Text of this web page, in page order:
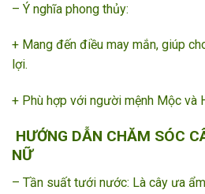
– Ý nghĩa phong thủy:
+ Mang đến điều may mắn, giúp
lợi.
+ Phù hợp với người mệnh Mộc và
HƯỚNG DẪN CHĂM SÓC
NỮ
– Tần suất tưới nước: Là cây ưa